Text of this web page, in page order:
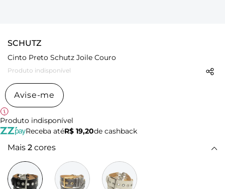
SCHUTZ
Cinto Preto Schutz Joile Couro
Produto indisponível
Avise-me
Produto indisponível
Receba atéR$ 19,20de cashback
Mais 2 cores